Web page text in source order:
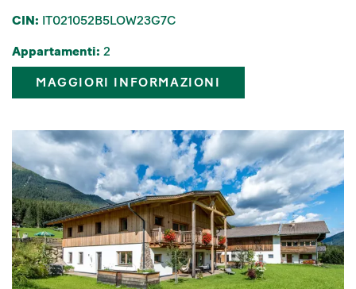
CIN: IT021052B5LOW23G7C
Appartamenti: 2
MAGGIORI INFORMAZIONI